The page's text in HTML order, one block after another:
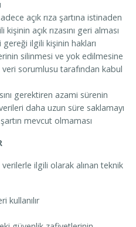
açık rıza şartına istinaden
açık rızasını geri alması
ilgili kişinin hakları
silinmesi ve yok edilmesine
veri sorumlusu tarafından kabul
gerektiren azami sürenin
daha uzun süre saklamayı
mevcut olmaması
ilgili olarak alınan teknik
kullanılır